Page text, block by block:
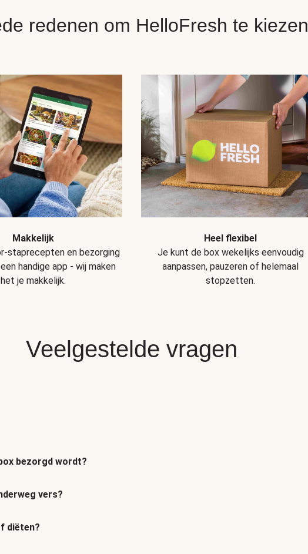
redenen om HelloFresh te kiezen
Makkelijk
staprecepten en bezorging
handige app - wij maken
het je makkelijk.
Heel flexibel
Je kunt de box wekelijks eenvoudig
aanpassen, pauzeren of helemaal
stopzetten.
Veelgestelde vragen
bezorgd wordt?
vers?
diëten?